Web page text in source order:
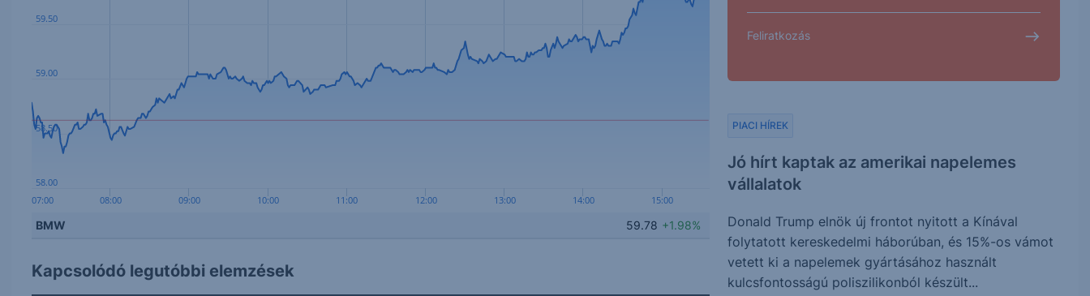
07:00 08:00 09:00 10:00 11:00 12:00 13:00 14:00 15:00
58.00
58.50
59.00
59.50
BMW 59.78 +1.98%
Kapcsolódó legutóbbi elemzések
Feliratkozás
Jó hírt kaptak az amerikai napelemes
vállalatok
PIACI HÍREK
Donald Trump elnök új frontot nyitott a Kínával
folytatott kereskedelmi háborúban, és 15%-os vámot
vetett ki a napelemek gyártásához használt
kulcsfontosságú poliszilikonból készült...